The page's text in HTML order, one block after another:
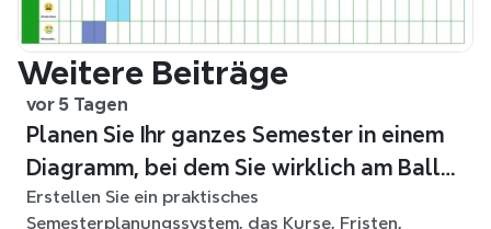
Weitere Beiträge
vor 5 Tagen
Planen Sie Ihr ganzes Semester in einem
Diagramm, bei dem Sie wirklich am Ball
bleiben
Erstellen Sie ein praktisches
Semesterplanungssystem, das Kurse, Fristen,